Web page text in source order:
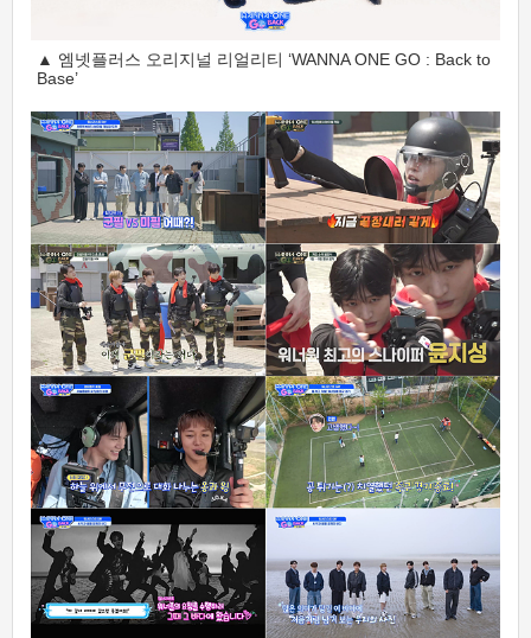
▲ 엠넷플러스 오리지널 리얼리티 ‘WANNA ONE GO : Back to
Base’